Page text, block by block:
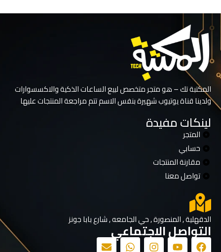
المكتبة تك – هو متجر متخصص لبيع الساعات الذكية والاكسسوارات
ولدينا قناة يوتيوب شهيرة بنفس الاسم تتم مراجعة المنتجات عليها
لينكات مفيدة
المتجر
حسابي
مقارنة المنتجات
تواصل معنا
الدقهلية , المنصورة , حي الجامعه , شارع بابا جونز
التواصل الاجتماعي